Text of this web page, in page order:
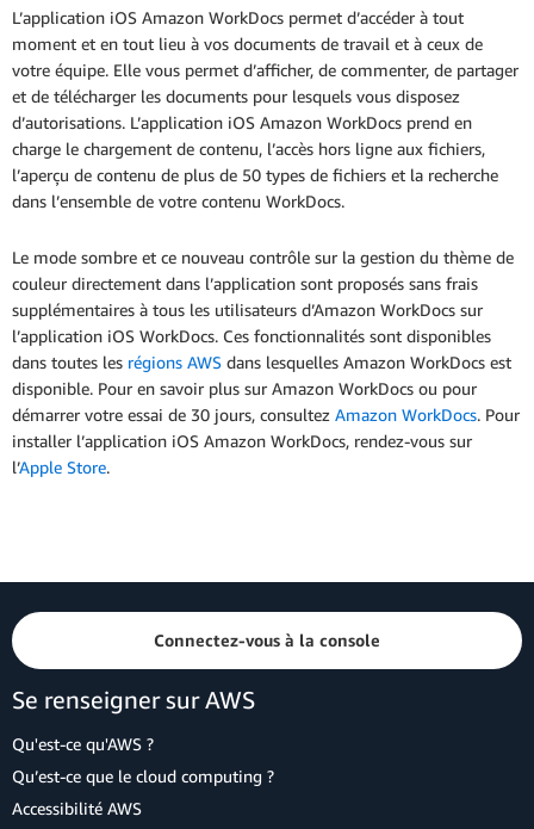
L’application iOS Amazon WorkDocs permet d’accéder à tout
moment et en tout lieu à vos documents de travail et à ceux de
votre équipe. Elle vous permet d’afficher, de commenter, de partager
et de télécharger les documents pour lesquels vous disposez
d’autorisations. L’application iOS Amazon WorkDocs prend en
charge le chargement de contenu, l’accès hors ligne aux fichiers,
l’aperçu de contenu de plus de 50 types de fichiers et la recherche
dans l’ensemble de votre contenu WorkDocs.
Le mode sombre et ce nouveau contrôle sur la gestion du thème de
couleur directement dans l’application sont proposés sans frais
supplémentaires à tous les utilisateurs d’Amazon WorkDocs sur
l’application iOS WorkDocs. Ces fonctionnalités sont disponibles
dans toutes les régions AWS dans lesquelles Amazon WorkDocs est
disponible. Pour en savoir plus sur Amazon WorkDocs ou pour
démarrer votre essai de 30 jours, consultez Amazon WorkDocs. Pour
installer l’application iOS Amazon WorkDocs, rendez-vous sur
l’Apple Store.
Connectez-vous à la console
Se renseigner sur AWS
Qu'est-ce qu'AWS ?
Qu’est-ce que le cloud computing ?
Accessibilité AWS